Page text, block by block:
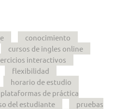
conocimiento
cursos de ingles online
interactivos
flexibilidad
horario de estudio
plataformas de práctica
del estudiante
pruebas